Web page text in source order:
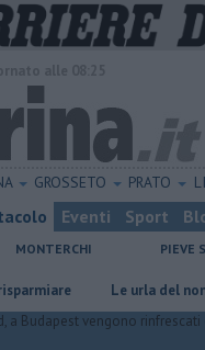
GROSSETO PRATO
Eventi Sport
MONTERCHI PIEVE
Le urla del nonno